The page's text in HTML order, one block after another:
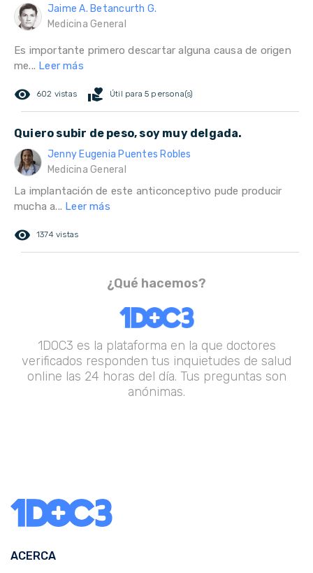
Jaime A. Betancurth G.
Medicina General
Es importante primero descartar alguna causa de origen
me... Leer más
remove_red_eye 602 vistas volunteer_activism Útil para 5 persona(s)
Quiero subir de peso, soy muy delgada.
Jenny Eugenia Puentes Robles
Medicina General
La implantación de este anticonceptivo pude producir
mucha a... Leer más
remove_red_eye 1374 vistas
¿Qué hacemos?
1DOC3 es la plataforma en la que doctores
verificados responden tus inquietudes de salud
online las 24 horas del día. Tus preguntas son
anónimas.
ACERCA